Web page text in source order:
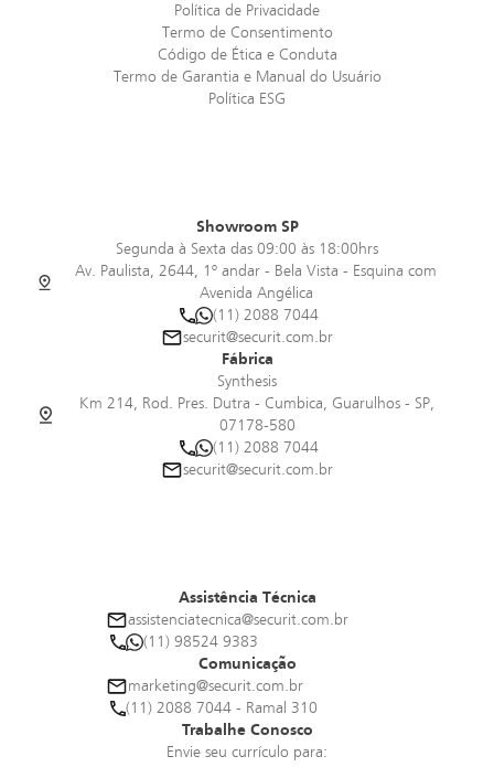
A50
ASSENTOS
Telaio
MESAS
Isola
ARMAZENAGEM
A40 Cadeira
ASSENTOS
Política de Privacidade
Termo de Consentimento
Código de Ética e Conduta
Termo de Garantia e Manual do Usuário
Política ESG
Showroom SP
Segunda à Sexta das 09:00 às 18:00hrs
Av. Paulista, 2644, 1º andar - Bela Vista - Esquina com
Avenida Angélica
(11) 2088 7044
securit@securit.com.br
Fábrica
Synthesis
Km 214, Rod. Pres. Dutra - Cumbica, Guarulhos - SP,
07178-580
(11) 2088 7044
securit@securit.com.br
Assistência Técnica
assistenciatecnica@securit.com.br
(11) 98524 9383
Comunicação
marketing@securit.com.br
(11) 2088 7044 - Ramal 310
Trabalhe Conosco
Envie seu currículo para: